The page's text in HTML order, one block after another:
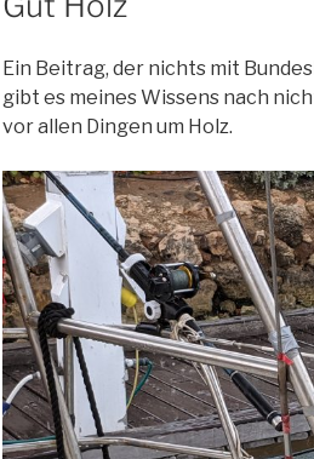
Ein Beitrag, der nichts mit
gibt es meines Wissens nach
vor allen Dingen um Holz.